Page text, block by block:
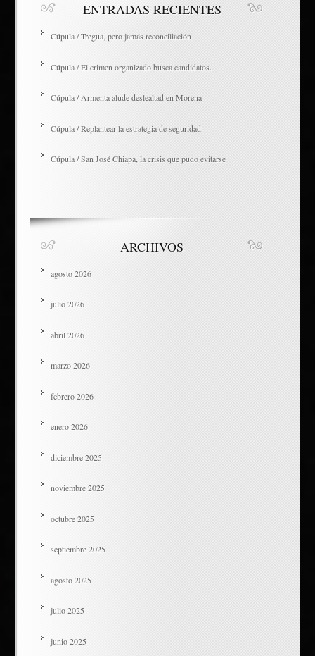
ENTRADAS RECIENTES
Cúpula / Tregua, pero jamás reconciliación
Cúpula / El crimen organizado busca candidatos.
Cúpula / Armenta alude deslealtad en Morena
Cúpula / Replantear la estrategia de seguridad.
Cúpula / San José Chiapa, la crisis que pudo evitarse
ARCHIVOS
agosto 2026
julio 2026
abril 2026
marzo 2026
febrero 2026
enero 2026
diciembre 2025
noviembre 2025
octubre 2025
septiembre 2025
agosto 2025
julio 2025
junio 2025